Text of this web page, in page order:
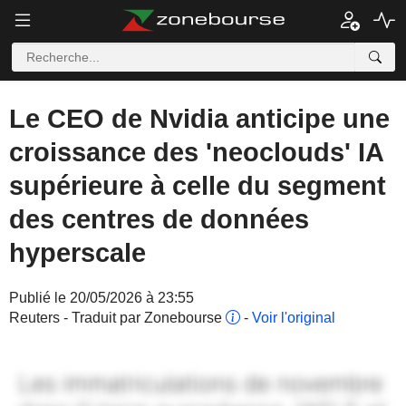
Le CEO de Nvidia anticipe une
croissance des 'neoclouds' IA
supérieure à celle du segment
des centres de données
hyperscale
Publié le 20/05/2026 à 23:55
Reuters - Traduit par Zonebourse
- Voir l'original